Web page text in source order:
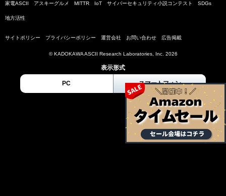
家電ASCII アスキーグルメ MITTR IoT サイバーセキュリティ小説コンテスト SDGs
地方活性
サイトポリシー プライバシーポリシー 運営会社 お問い合わせ 広告掲載
© KADOKAWA ASCII Research Laboratories, Inc. 2026
表示形式
PC スマートフォン